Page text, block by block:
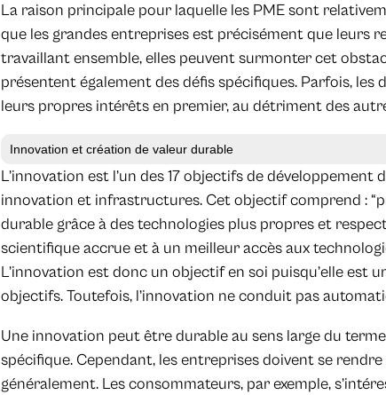
La raison principale pour laquelle les PME sont
que les grandes entreprises est précisément que leurs
travaillant ensemble, elles peuvent surmonter cet
présentent également des défis spécifiques. Parfois,
leurs propres intérêts en premier, au détriment des
Innovation et création de valeur durable
L’innovation est l’un des 17 objectifs de développement
innovation et infrastructures. Cet objectif comprend :
durable grâce à des technologies plus propres et
scientifique accrue et à un meilleur accès aux
L’innovation est donc un objectif en soi puisqu’elle est
objectifs. Toutefois, l’innovation ne conduit pas
Une innovation peut être durable au sens large du
spécifique. Cependant, les entreprises doivent se
généralement. Les consommateurs, par exemple,